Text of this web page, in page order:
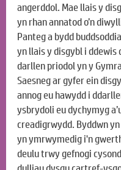
angerddol. Mae llais y
yn rhan annatod o’n
Panteg a bydd
yn llais y disgybl i ddewis
darllen priodol yn y
Saesneg ar gyfer ein
annog eu hawydd i
ysbrydoli eu dychymyg
creadigrwydd. Byddwn
yn ymrwymedig i'n
deulu trwy gefnogi